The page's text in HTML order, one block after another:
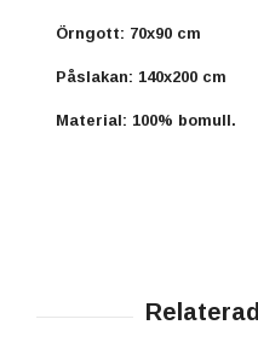
Örngott: 70x90 cm
Påslakan: 140x200 cm
Material: 100% bomull.